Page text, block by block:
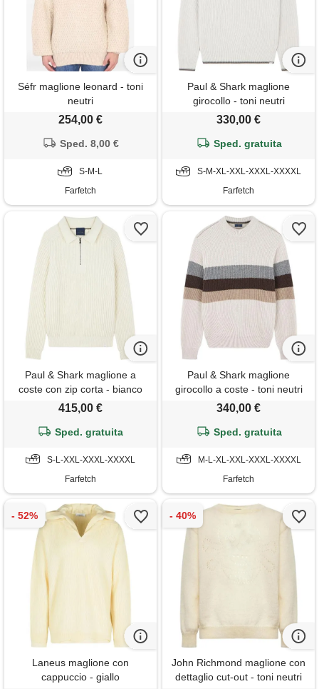
Séfr maglione leonard - toni
neutri
254,00 €
Sped. 8,00 €
S-M-L
Farfetch
Paul & Shark maglione
girocollo - toni neutri
330,00 €
Sped. gratuita
S-M-XL-XXL-XXXL-XXXXL
Farfetch
Paul & Shark maglione a
coste con zip corta - bianco
415,00 €
Sped. gratuita
S-L-XXL-XXXL-XXXXL
Farfetch
Paul & Shark maglione
girocollo a coste - toni neutri
340,00 €
Sped. gratuita
M-L-XL-XXL-XXXL-XXXXL
Farfetch
Laneus maglione con
cappuccio - giallo
John Richmond maglione con
dettaglio cut-out - toni neutri